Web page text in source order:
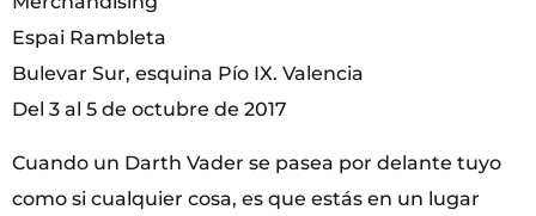
Espai Rambleta
Bulevar Sur, esquina Pío IX. Valencia
Del 3 al 5 de octubre de 2017
Cuando un Darth Vader se pasea por delante tuyo
como si cualquier cosa, es que estás en un lugar